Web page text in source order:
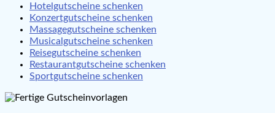
Hotelgutscheine schenken
Konzertgutscheine schenken
Massagegutscheine schenken
Musicalgutscheine schenken
Reisegutscheine schenken
Restaurantgutscheine schenken
Sportgutscheine schenken